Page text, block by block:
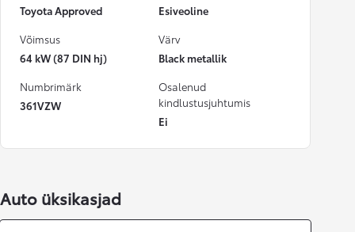
Toyota Approved
Esiveoline
Võimsus
64 kW (87 DIN hj)
Värv
Black metallik
Numbrimärk
361VZW
Osalenud
kindlustusjuhtumis
Ei
Auto üksikasjad